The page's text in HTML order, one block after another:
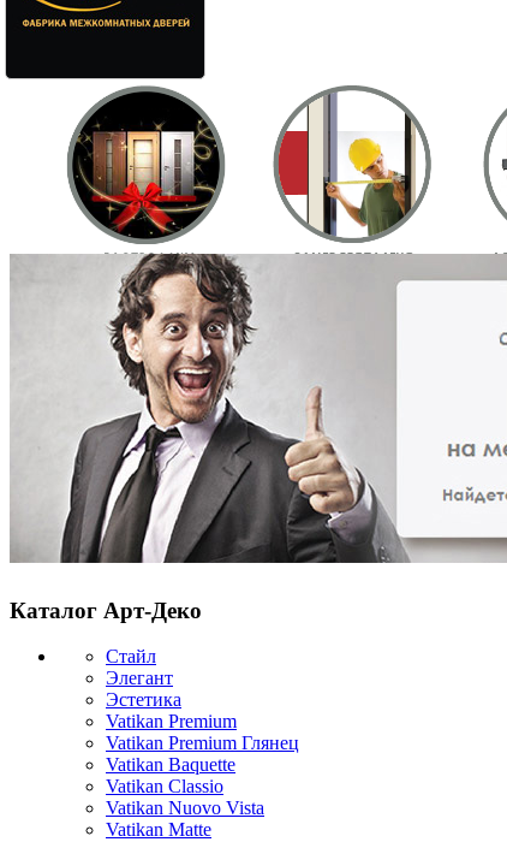
Каталог Арт-Деко
Стайл
Элегант
Эстетика
Vatikan Premium
Vatikan Premium Глянец
Vatikan Baquette
Vatikan Classio
Vatikan Nuovo Vista
Vatikan Matte